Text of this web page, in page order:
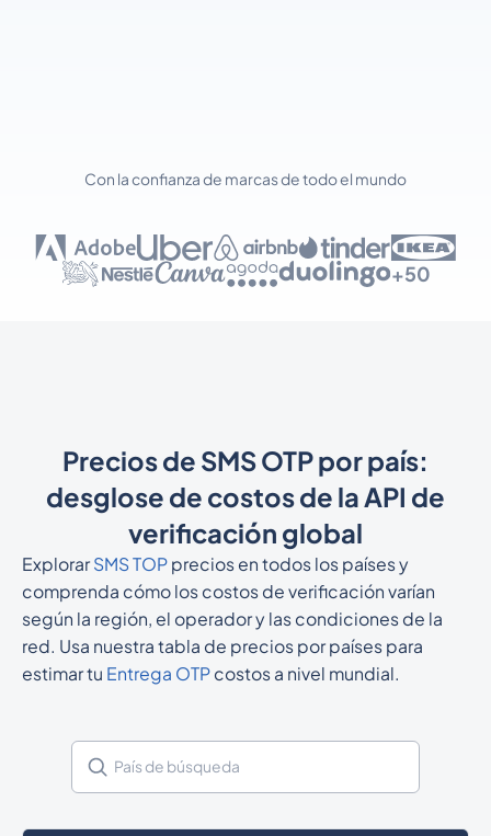
Con la confianza de marcas de todo el mundo
+50
Precios de SMS OTP por país:
desglose de costos de la API de
verificación global
ExplorarSMS TOPprecios en todos los países y
comprenda cómo los costos de verificación varían
según la región, el operador y las condiciones de la
red. Usa nuestra tabla de precios por países para
estimar tu Entrega OTPcostos a nivel mundial.